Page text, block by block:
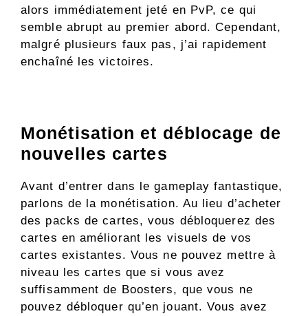
alors immédiatement jeté en PvP, ce qui
semble abrupt au premier abord. Cependant,
malgré plusieurs faux pas, j’ai rapidement
enchaîné les victoires.
Monétisation et déblocage de
nouvelles cartes
Avant d’entrer dans le gameplay fantastique,
parlons de la monétisation. Au lieu d’acheter
des packs de cartes, vous débloquerez des
cartes en améliorant les visuels de vos
cartes existantes. Vous ne pouvez mettre à
niveau les cartes que si vous avez
suffisamment de Boosters, que vous ne
pouvez débloquer qu’en jouant. Vous avez